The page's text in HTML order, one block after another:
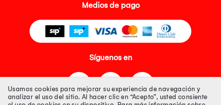
Medios de pago
Síguenos en
Usamos cookies para mejorar su experiencia de navegación y
analizar el uso del sitio. Al hacer clic en “Acepto”, usted consiente